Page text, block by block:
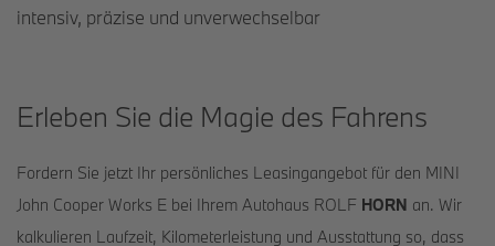
intensiv, präzise und unverwechselbar
Erleben Sie die Magie des Fahrens
Fordern Sie jetzt Ihr persönliches Leasingangebot für den MINI
John Cooper Works E bei Ihrem Autohaus ROLF HORN an. Wir
kalkulieren Laufzeit, Kilometerleistung und Ausstattung so, dass